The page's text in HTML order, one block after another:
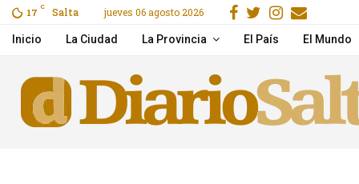
17 C Salta jueves 06 agosto 2026
un choque en Cerrillos Pichetto aseguró que
Facebook
GorjeoEmail
Inicio La Ciudad La Provincia El País El Mundo